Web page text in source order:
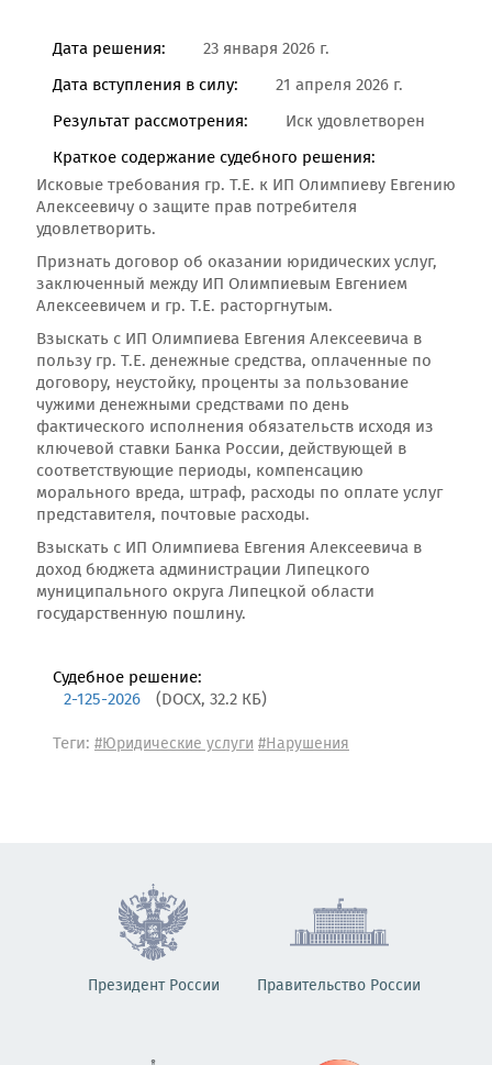
Дата решения:
23 января 2026 г.
Дата вступления в силу:
21 апреля 2026 г.
Результат рассмотрения:
Иск удовлетворен
Краткое содержание судебного решения:
Исковые требования гр. Т.Е. к ИП Олимпиеву Евгению
Алексеевичу о защите прав потребителя
удовлетворить.
Признать договор об оказании юридических услуг,
заключенный между ИП Олимпиевым Евгением
Алексеевичем и гр. Т.Е. расторгнутым.
Взыскать с ИП Олимпиева Евгения Алексеевича в
пользу гр. Т.Е. денежные средства, оплаченные по
договору, неустойку, проценты за пользование
чужими денежными средствами по день
фактического исполнения обязательств исходя из
ключевой ставки Банка России, действующей в
соответствующие периоды, компенсацию
морального вреда, штраф, расходы по оплате услуг
представителя, почтовые расходы.
Взыскать с ИП Олимпиева Евгения Алексеевича в
доход бюджета администрации Липецкого
муниципального округа Липецкой области
государственную пошлину.
Судебное решение:
2-125-2026 (DOCX, 32.2 КБ)
Теги: #Юридические услуги#Нарушения
Президент России Правительство России